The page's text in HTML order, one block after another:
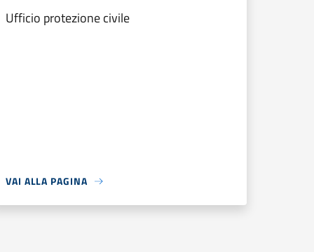
Ufficio protezione civile
VAI ALLA PAGINA